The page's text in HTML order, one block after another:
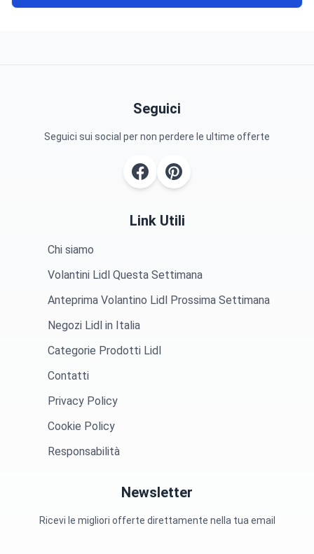
Seguici
Seguici sui social per non perdere le ultime offerte
Link Utili
Chi siamo
Volantini Lidl Questa Settimana
Anteprima Volantino Lidl Prossima Settimana
Negozi Lidl in Italia
Categorie Prodotti Lidl
Contatti
Privacy Policy
Cookie Policy
Responsabilità
Newsletter
Ricevi le migliori offerte direttamente nella tua email